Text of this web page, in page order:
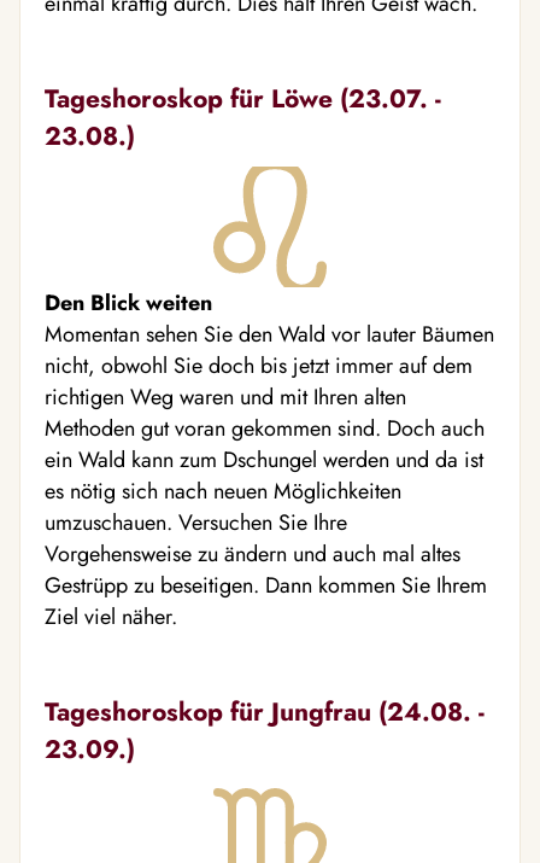
Tageshoroskop für Löwe (23.07. -
23.08.)
Den Blick weiten
Momentan sehen Sie den Wald vor lauter Bäumen
nicht, obwohl Sie doch bis jetzt immer auf dem
richtigen Weg waren und mit Ihren alten
Methoden gut voran gekommen sind. Doch auch
ein Wald kann zum Dschungel werden und da ist
es nötig sich nach neuen Möglichkeiten
umzuschauen. Versuchen Sie Ihre
Vorgehensweise zu ändern und auch mal altes
Gestrüpp zu beseitigen. Dann kommen Sie Ihrem
Ziel viel näher.
Tageshoroskop für Jungfrau (24.08. -
23.09.)